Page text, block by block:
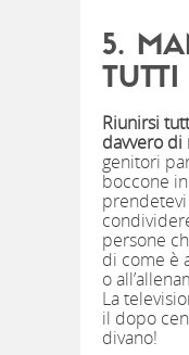
5.
TUTTI
Riunirsi
davvero di
genitori
boccone
persone
di come è
o
La
il dopo
divano!